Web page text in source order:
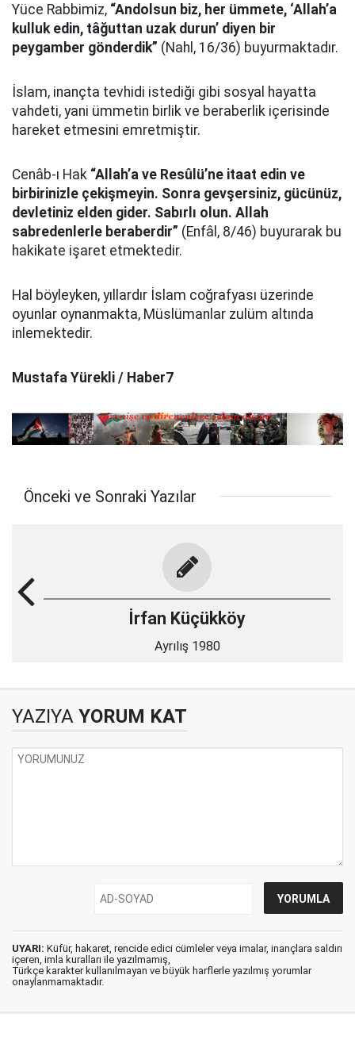
Yüce Rabbimiz, “Andolsun biz, her ümmete, ‘Allah’a
kulluk edin, tâğuttan uzak durun’ diyen bir
peygamber gönderdik” (Nahl, 16/36) buyurmaktadır.
İslam, inançta tevhidi istediği gibi sosyal hayatta
vahdeti, yani ümmetin birlik ve beraberlik içerisinde
hareket etmesini emretmiştir.
Cenâb-ı Hak “Allah’a ve Resûlü’ne itaat edin ve
birbirinizle çekişmeyin. Sonra gevşersiniz, gücünüz,
devletiniz elden gider. Sabırlı olun. Allah
sabredenlerle beraberdir” (Enfâl, 8/46) buyurarak bu
hakikate işaret etmektedir.
Hal böyleyken, yıllardır İslam coğrafyası üzerinde
oyunlar oynanmakta, Müslümanlar zulüm altında
inlemektedir.
Mustafa Yürekli / Haber7
Önceki ve Sonraki Yazılar
İrfan Küçükköy
Ayrılış 1980
YAZIYA YORUM KAT
UYARI: Küfür, hakaret, rencide edici cümleler veya imalar, inançlara saldırı
içeren, imla kuralları ile yazılmamış,
Türkçe karakter kullanılmayan ve büyük harflerle yazılmış yorumlar
onaylanmamaktadır.